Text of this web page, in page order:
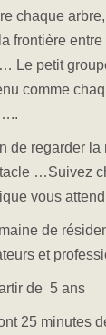
chaque
frontière
Le petit
comme
de regarder la
…Suivez
vous
de
et
de 5 ans
25 minutes